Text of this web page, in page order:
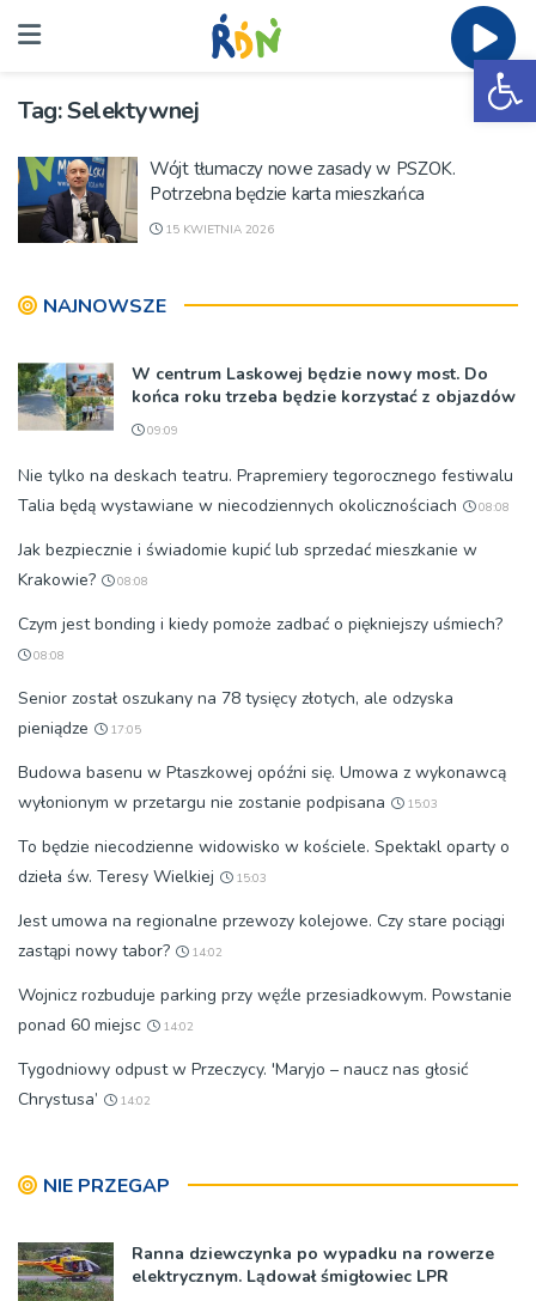
Tag:Selektywnej
Wójt tłumaczy nowe zasady w PSZOK.
Potrzebna będzie karta mieszkańca
15 KWIETNIA 2026
NAJNOWSZE
W centrum Laskowej będzie nowy most. Do
końca roku trzeba będzie korzystać z objazdów
09:09
Nie tylko na deskach teatru. Prapremiery tegorocznego festiwalu
Talia będą wystawiane w niecodziennych okolicznościach
08:08
Jak bezpiecznie i świadomie kupić lub sprzedać mieszkanie w
Krakowie?
08:08
Czym jest bonding i kiedy pomoże zadbać o piękniejszy uśmiech?
08:08
Senior został oszukany na 78 tysięcy złotych, ale odzyska
pieniądze
17:05
Budowa basenu w Ptaszkowej opóźni się. Umowa z wykonawcą
wyłonionym w przetargu nie zostanie podpisana
15:03
To będzie niecodzienne widowisko w kościele. Spektakl oparty o
dzieła św. Teresy Wielkiej
15:03
Jest umowa na regionalne przewozy kolejowe. Czy stare pociągi
zastąpi nowy tabor?
14:02
Wojnicz rozbuduje parking przy węźle przesiadkowym. Powstanie
ponad 60 miejsc
14:02
Tygodniowy odpust w Przeczycy. 'Maryjo – naucz nas głosić
Chrystusa’
14:02
NIE PRZEGAP
Ranna dziewczynka po wypadku na rowerze
elektrycznym. Lądował śmigłowiec LPR